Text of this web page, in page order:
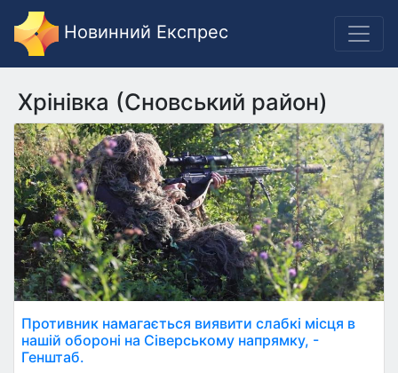
Новинний Експрес
Хрінівка (Сновський район)
Противник намагається виявити слабкі місця в
нашій обороні на Сіверському напрямку, -
Генштаб.